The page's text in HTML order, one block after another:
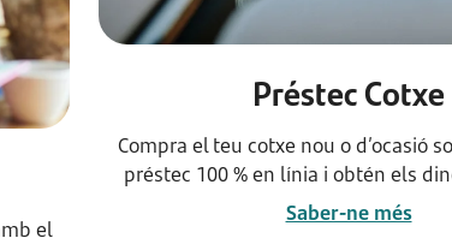
el
Préstec Cotxe
Compra el teu cotxe nou o d’ocasió
préstec 100 % en línia i obtén els
Saber-ne més